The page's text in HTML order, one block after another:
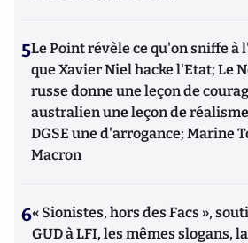
5Le Point révèle ce qu'on sniffe à
que Xavier Niel hacke l'Etat; Le
russe donne une leçon de
australien une leçon de
DGSE une d'arrogance; Marine
Macron
6« Sionistes, hors des Facs »,
GUD à LFI, les mêmes slogans,